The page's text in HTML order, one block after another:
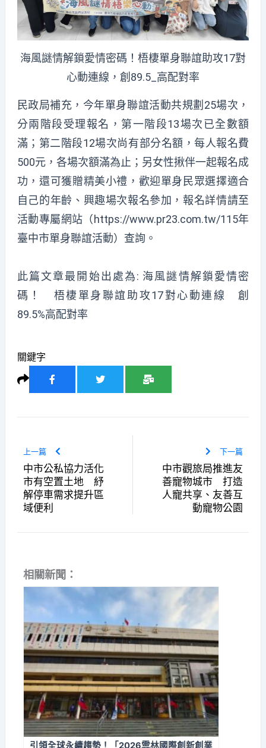
海風謎情解鎖愛情密碼！梧棲單身聯誼助攻17對
心動連線，創89.5_高配對率
民政局補充，今年單身聯誼活動共規劃25場次，
分兩階段受理報名，第一階段13場次已全數額
滿；第二階段12場次尚有部分名額，每人報名費
500元，各場次額滿為止；另女性揪伴一起報名成
功，還可獲贈精美小禮，歡迎單身民眾選擇適合
自己的年齡、興趣場次報名參加，報名詳情請至
活動專屬網站（https://www.pr23.com.tw/115年
臺中市單身聯誼活動）查詢。
此篇文章最開始出處為: 海風謎情解鎖愛情密
碼！ 梧棲單身聯誼助攻17對心動連線 創
89.5%高配對率
關鍵字
上一篇
中市公私協力活化
市有空置土地 紓
解停車需求提升區
域便利
下一篇
中市觀旅局推進友
善寵物城市 打造
人寵共享、友善互
動寵物公園
相關新聞：
引領全球永續趨勢！「2026雲林國際創新創業